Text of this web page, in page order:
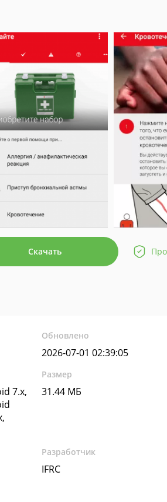
Скачать
Обновлено
2026-07-01 02:39:05
7.x,
Размер
31.44 МБ
Разработчик
IFRC